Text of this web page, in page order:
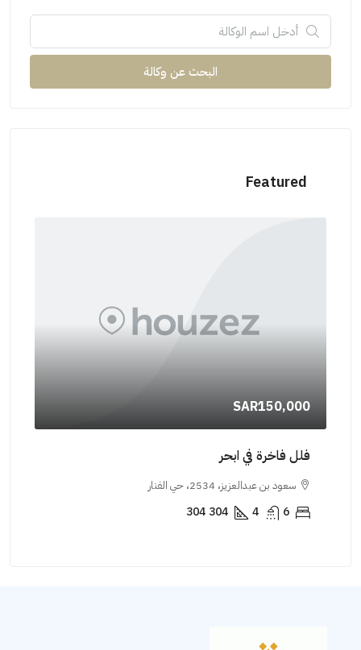
البحث عن وكالة
Featured
SAR150,000
فلل فاخرة في ابحر
سعود بن عبدالعزيز، 2534، حي الفنار
6
4
304
304